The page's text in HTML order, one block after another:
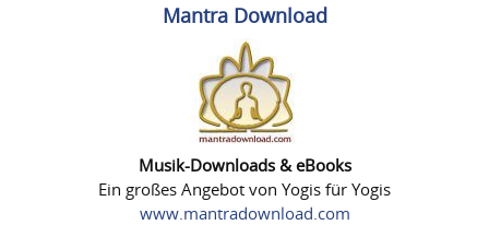
Mantra Download
Musik-Downloads & eBooks
Ein großes Angebot von Yogis für Yogis
www.mantradownload.com